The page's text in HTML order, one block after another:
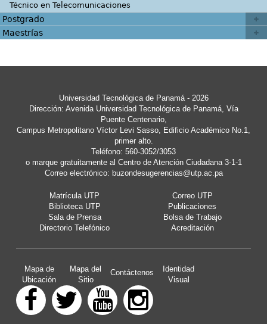
Técnico en Telecomunicaciones
Postgrado
Maestrías
Universidad Tecnológica de Panamá - 2026
Dirección: Avenida Universidad Tecnológica de Panamá, Vía
Puente Centenario,
Campus Metropolitano Víctor Levi Sasso, Edificio Académico No.1,
primer alto.
Teléfono: 560-3052/3053
o marque gratuitamente al Centro de Atención Ciudadana 3-1-1
Correo electrónico: buzondesugerencias@utp.ac.pa
Matrícula UTP
Correo UTP
Biblioteca UTP
Publicaciones
Sala de Prensa
Bolsa de Trabajo
Directorio Telefónico
Acreditación
Mapa de
Ubicación
Mapa del
Sitio
Contáctenos
Identidad
Visual